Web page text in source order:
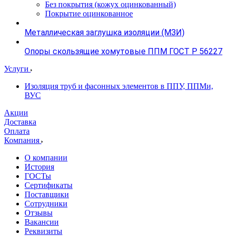
Без покрытия (кожух оцинкованный)
Покрытие оцинкованное
Металлическая заглушка изоляции (МЗИ)
Опоры скользящие хомутовые ППМ ГОСТ Р 56227
Услуги
Изоляция труб и фасонных элементов в ППУ, ППМи,
ВУС
Акции
Доставка
Оплата
Компания
О компании
История
ГОСТы
Сертификаты
Поставщики
Сотрудники
Отзывы
Вакансии
Реквизиты